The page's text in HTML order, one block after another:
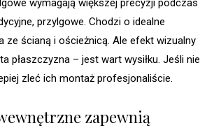
wymagają większej precyzji podczas
przylgowe. Chodzi o idealne
ze ścianą i ościeżnicą. Ale efekt wizualny
płaszczyzna – jest wart wysiłku. Jeśli nie
zleć ich montaż profesjonaliście.
zapewnią